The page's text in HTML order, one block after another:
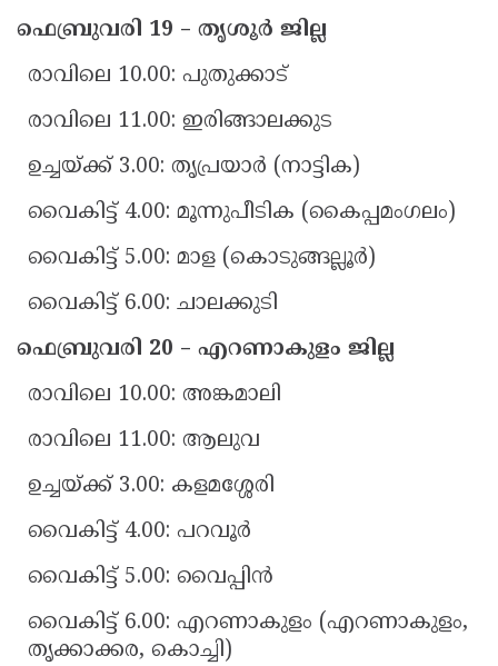
ഫെബ്രുവരി 19 – തൃശൂർ ജില്ല
രാവിലെ 10.00: പുതുക്കാട്
രാവിലെ 11.00: ഇരിങ്ങാലക്കുട
ഉച്ചയ്ക്ക് 3.00: തൃപ്രയാർ (നാട്ടിക)
വൈകിട്ട് 4.00: മൂന്നുപീടിക (കൈപ്പമംഗലം)
വൈകിട്ട് 5.00: മാള (കൊടുങ്ങല്ലൂർ)
വൈകിട്ട് 6.00: ചാലക്കുടി
ഫെബ്രുവരി 20 – എറണാകുളം ജില്ല
രാവിലെ 10.00: അങ്കമാലി
രാവിലെ 11.00: ആലുവ
ഉച്ചയ്ക്ക് 3.00: കളമശ്ശേരി
വൈകിട്ട് 4.00: പറവൂർ
വൈകിട്ട് 5.00: വൈപ്പിൻ
വൈകിട്ട് 6.00: എറണാകുളം (എറണാകുളം,
തൃക്കാക്കര, കൊച്ചി)